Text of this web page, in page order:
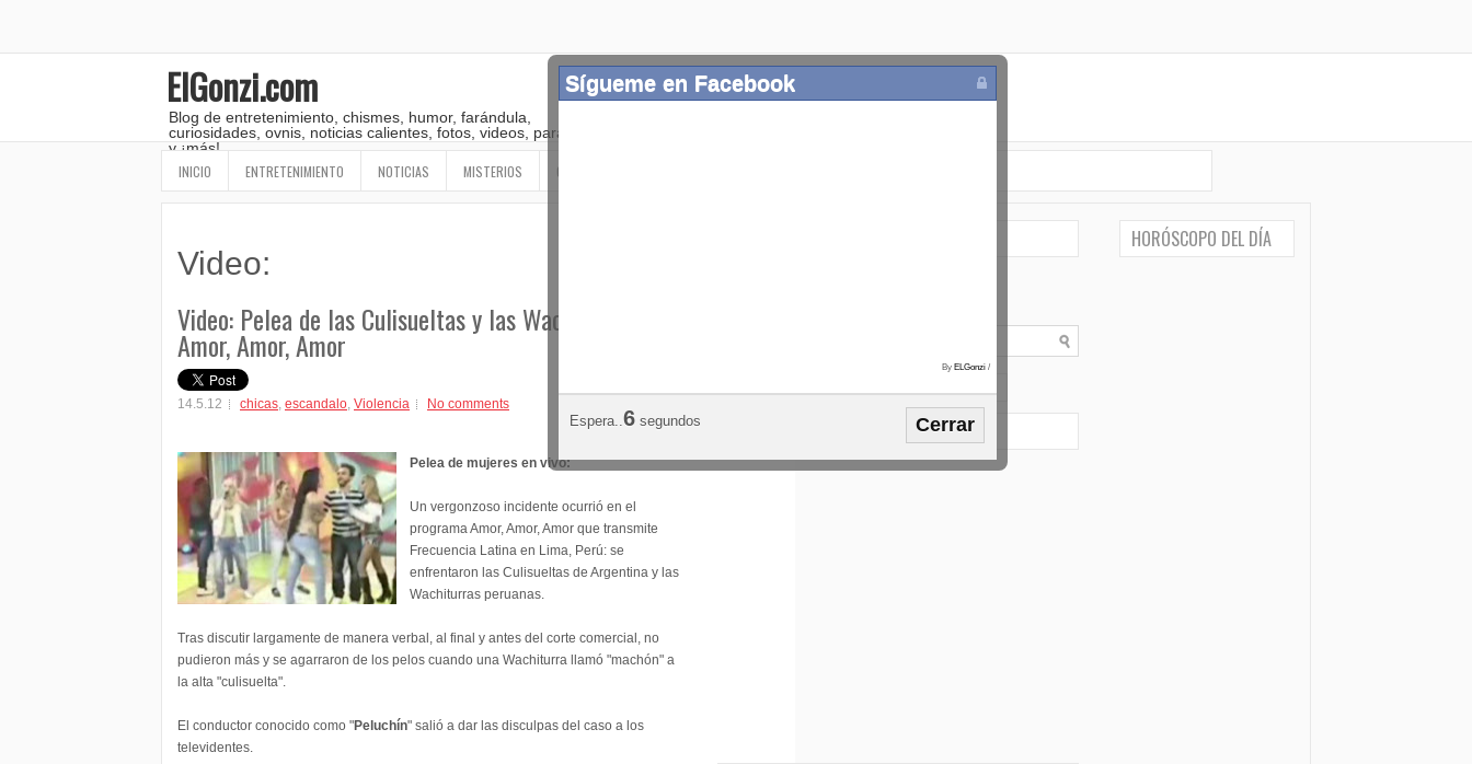
ElGonzi.com
Blog de entretenimiento, chismes, humor, farándula,
curiosidades, ovnis, noticias calientes, fotos, videos, paranormal
y ¡más!
INICIO ENTRETENIMIENTO NOTICIAS MISTERIOS OTROS
Video:
Video: Pelea de las Culisueltas y las Wachiturras en
Amor, Amor, Amor
14.5.12 chicas, escandalo, Violencia No comments
Pelea de mujeres en vivo:
Un vergonzoso incidente ocurrió en el
programa Amor, Amor, Amor que transmite
Frecuencia Latina en Lima, Perú: se
enfrentaron las Culisueltas de Argentina y las
Wachiturras peruanas.
Tras discutir largamente de manera verbal, al final y antes del corte comercial, no
pudieron más y se agarraron de los pelos cuando una Wachiturra llamó "machón" a
la alta "culisuelta".
El conductor conocido como "Peluchín" salió a dar las disculpas del caso a los
televidentes.
Sígueme en Facebook
By ELGonzi /
Espera..6 segundos Cerrar
HORÓSCOPO DEL DÍA